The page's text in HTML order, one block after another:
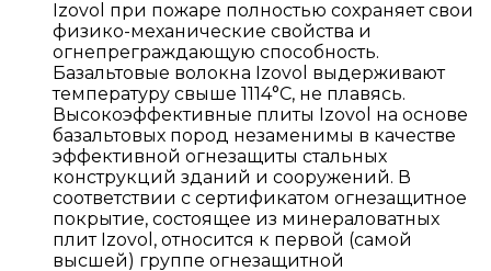
Izovol при пожаре полностью сохраняет свои
физико-механические свойства и
огнепреграждающую способность.
Базальтовые волокна Izovol выдерживают
температуру свыше 1114°С, не плавясь.
Высокоэффективные плиты Izovol на основе
базальтовых пород незаменимы в качестве
эффективной огнезащиты стальных
конструкций зданий и сооружений. В
соответствии с сертификатом огнезащитное
покрытие, состоящее из минераловатных
плит Izovol, относится к первой (самой
высшей) группе огнезащитной